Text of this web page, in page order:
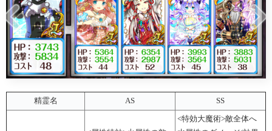
精霊名 AS SS
<特効大魔術>敵全体へ